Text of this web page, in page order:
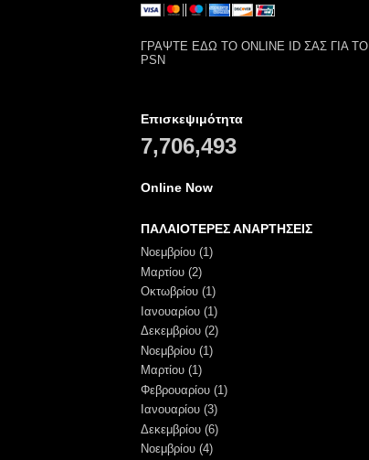
ΓΡΑΨΤΕ ΕΔΩ ΤΟ ONLINE ID ΣΑΣ ΓΙΑ ΤΟ
PSN
Επισκεψιμότητα
7,706,493
Online Now
ΠΑΛΑΙΟΤΕΡΕΣ ΑΝΑΡΤΗΣΕΙΣ
Νοεμβρίου (1)
Μαρτίου (2)
Οκτωβρίου (1)
Ιανουαρίου (1)
Δεκεμβρίου (2)
Νοεμβρίου (1)
Μαρτίου (1)
Φεβρουαρίου (1)
Ιανουαρίου (3)
Δεκεμβρίου (6)
Νοεμβρίου (4)